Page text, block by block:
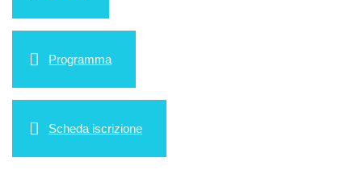
Programma
Scheda iscrizione